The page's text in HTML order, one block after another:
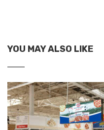
YOU MAY ALSO LIKE